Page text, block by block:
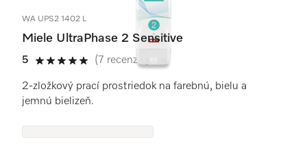
WA UPS2 1402 L
Miele UltraPhase 2 Sensitive
5
5 / 5
(7 recenzie)
2-zložkový prací prostriedok na farebnú, bielu a
jemnú bielizeň.